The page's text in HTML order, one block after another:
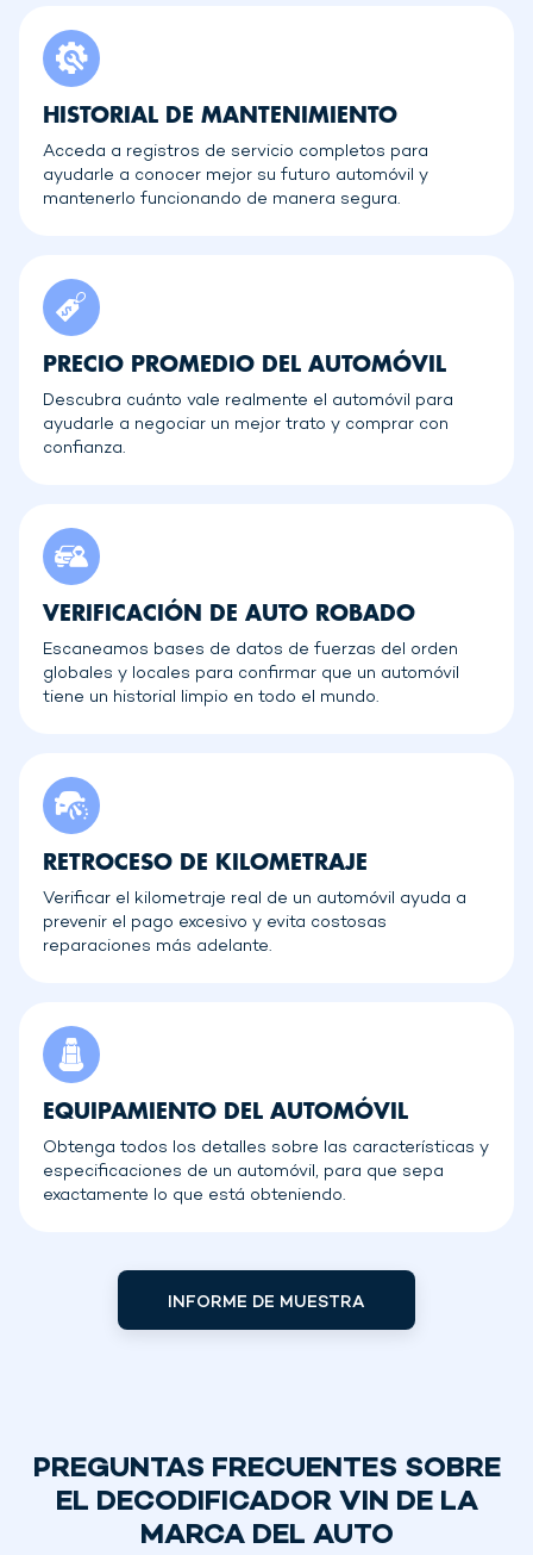
HISTORIAL DE MANTENIMIENTO
Acceda a registros de servicio completos para
ayudarle a conocer mejor su futuro automóvil y
mantenerlo funcionando de manera segura.
PRECIO PROMEDIO DEL AUTOMÓVIL
Descubra cuánto vale realmente el automóvil para
ayudarle a negociar un mejor trato y comprar con
confianza.
VERIFICACIÓN DE AUTO ROBADO
Escaneamos bases de datos de fuerzas del orden
globales y locales para confirmar que un automóvil
tiene un historial limpio en todo el mundo.
RETROCESO DE KILOMETRAJE
Verificar el kilometraje real de un automóvil ayuda a
prevenir el pago excesivo y evita costosas
reparaciones más adelante.
EQUIPAMIENTO DEL AUTOMÓVIL
Obtenga todos los detalles sobre las características y
especificaciones de un automóvil, para que sepa
exactamente lo que está obteniendo.
INFORME DE MUESTRA
PREGUNTAS FRECUENTES SOBRE
EL DECODIFICADOR VIN DE LA
MARCA DEL AUTO